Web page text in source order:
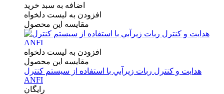
اضافه به سبد خرید
افزودن به لیست دلخواه
مقایسه این محصول
افزودن به لیست دلخواه
مقایسه این محصول
هدايت و كنترل ربات زيرآبي با استفاده از سيستم كنترل
ANFI
رایگان